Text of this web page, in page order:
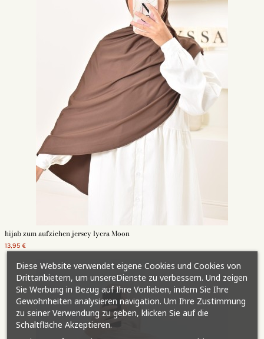
hijab zum aufziehen jersey lycra Moon
13,95 €
Diese Website verwendet eigene Cookies und Cookies von
Drittanbietern, um unsereDienste zu verbessern. Und zeigen
Sie Werbung in Bezug auf Ihre Vorlieben, indem Sie Ihre
Gewohnheiten analysieren navigation. Um Ihre Zustimmung
zu seiner Verwendung zu geben, klicken Sie auf die
Schaltfläche Akzeptieren.